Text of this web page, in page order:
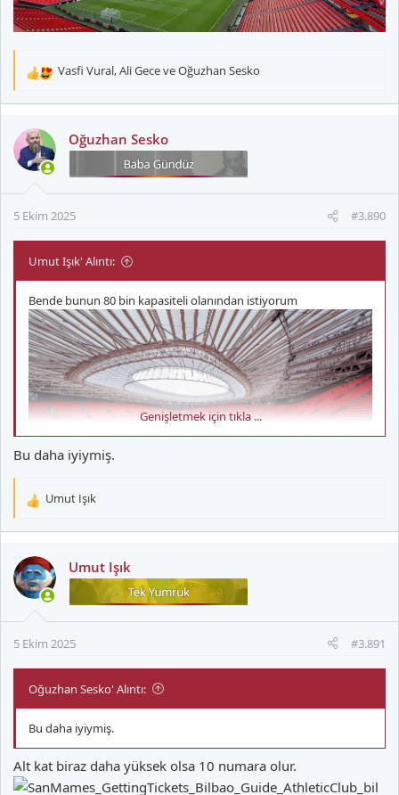
T
k
i
l
:
Vasfi Vural,Ali GeceveOğuzhan Sesko
Oğuzhan Sesko
5 Ekim 2025 #3.890
Umut Işık' Alıntı:
Bende bunun 80 bin kapasiteli olanından istiyorum
Genişletmek için tıkla ...
Bu daha iyiymiş.
T
k
i
l
:
Umut Işık
Umut Işık
5 Ekim 2025 #3.891
Oğuzhan Sesko' Alıntı:
Bu daha iyiymiş.
Alt kat biraz daha yüksek olsa 10 numara olur.